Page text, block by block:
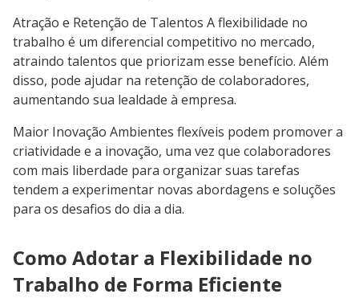
Atração e Retenção de Talentos A flexibilidade no
trabalho é um diferencial competitivo no mercado,
atraindo talentos que priorizam esse benefício. Além
disso, pode ajudar na retenção de colaboradores,
aumentando sua lealdade à empresa.
Maior Inovação Ambientes flexíveis podem promover a
criatividade e a inovação, uma vez que colaboradores
com mais liberdade para organizar suas tarefas
tendem a experimentar novas abordagens e soluções
para os desafios do dia a dia.
Como Adotar a Flexibilidade no
Trabalho de Forma Eficiente